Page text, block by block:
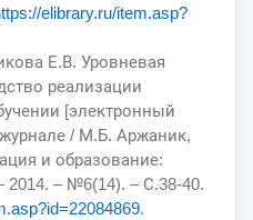
elibrary.ru/item.asp?
Е.В. Уровневая
реализации
[электронный
журнале / М.Б. Аржаник,
и образование:
– №6(14). – С.38-40.
.